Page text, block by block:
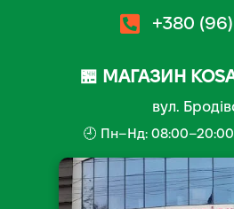
+380
🏪 МАГАЗИН
вул.
🕘 Пн–Нд: